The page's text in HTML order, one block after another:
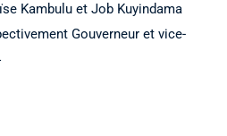
Kambulu et Job Kuyindama
Gouverneur et vice-